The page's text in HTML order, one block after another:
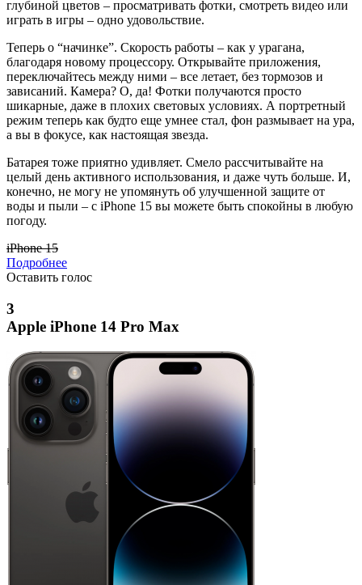
глубиной цветов – просматривать фотки, смотреть видео или
играть в игры – одно удовольствие.
Теперь о “начинке”. Скорость работы – как у урагана,
благодаря новому процессору. Открывайте приложения,
переключайтесь между ними – все летает, без тормозов и
зависаний. Камера? О, да! Фотки получаются просто
шикарные, даже в плохих световых условиях. А портретный
режим теперь как будто еще умнее стал, фон размывает на ура,
а вы в фокусе, как настоящая звезда.
Батарея тоже приятно удивляет. Смело рассчитывайте на
целый день активного использования, и даже чуть больше. И,
конечно, не могу не упомянуть об улучшенной защите от
воды и пыли – с iPhone 15 вы можете быть спокойны в любую
погоду.
iPhone 15
Подробнее
Оставить голос
3
Apple iPhone 14 Pro Max